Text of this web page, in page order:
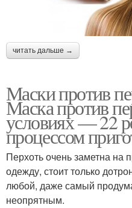
читать дальше →
Маски против
Маска против
условиях — 22
процессом
Перхоть очень заметна на
одежду, стоит только
любой, даже самый
неопрятным.